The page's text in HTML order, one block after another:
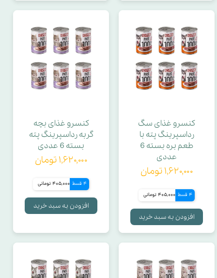
کنسرو غذای سگ
رداسپرینگ پته با
طعم بره بسته 6
عددی
۱,۶۲۰,۰۰۰ تومان
4 قسط 405,000 تومانی
افزودن به سبد خرید
کنسرو غذای بچه
گربه رداسپرینگ پته
بسته 6 عددی
۱,۶۲۰,۰۰۰ تومان
4 قسط 405,000 تومانی
افزودن به سبد خرید